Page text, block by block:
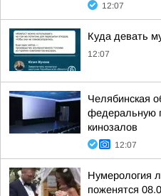
12:07
Куда девать
12:07
Челябинская
федеральную
кинозалов
12:07
Нумерология
поженятся